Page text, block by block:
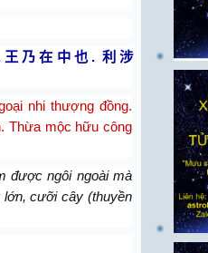
王 乃 在 中 也 . 利 涉
nhi thượng đồng.
Thừa mộc hữu công
được ngôi ngoài mà
lớn, cưỡi cây (thuyền